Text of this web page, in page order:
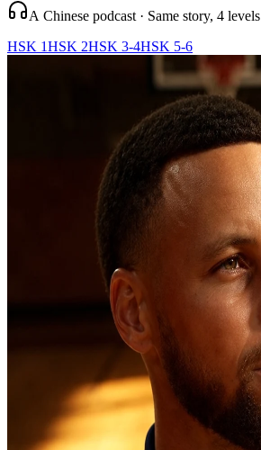
A Chinese podcast · Same story, 4 levels
HSK 1HSK 2HSK 3-4HSK 5-6